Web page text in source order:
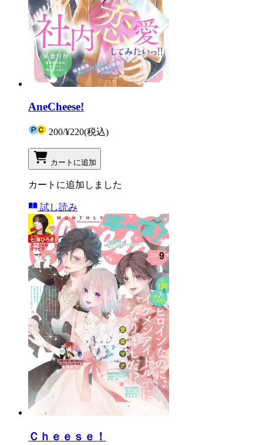
AneCheese!
200/¥220(税込)
カートに追加
カートに追加しました
試し読み
Ｃｈｅｅｓｅ！